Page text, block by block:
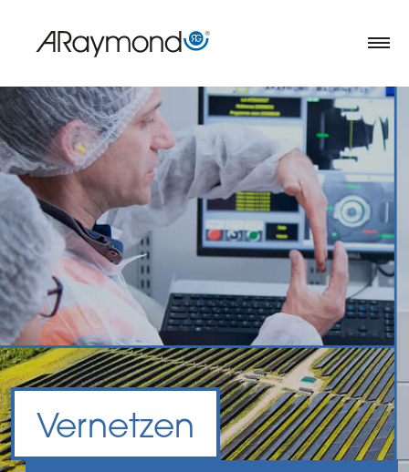
Inhalt
Vernetzen